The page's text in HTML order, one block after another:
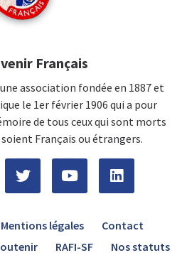
Français
association fondée en 1887 et
le 1er février 1906 qui a pour
de tous ceux qui sont morts
soient Français ou étrangers.
Mentions légales
Contact
RAFI-SF Nos statuts